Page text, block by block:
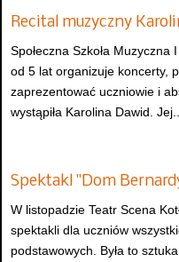
Recital muzyczny
Społeczna Szkoła
od 5 lat organizuje koncerty,
zaprezentować uczniowie i
wystąpiła Karolina Dawid. Jej...
Spektakl "Dom
W listopadzie Teatr Scena
spektakli dla uczniów
podstawowych. Była to